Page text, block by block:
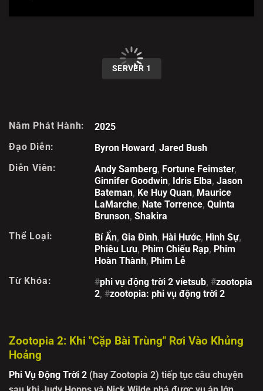
SERVER 1
Năm Phát Hành:
2025
Đạo Diễn:
Byron Howard, Jared Bush
Diễn Viên:
Andy Samberg, Fortune Feimster,
Ginnifer Goodwin, Idris Elba, Jason
Bateman, Ke Huy Quan, Maurice
LaMarche, Nate Torrence, Quinta
Brunson, Shakira
Thể Loại:
Bí Ẩn, Gia Đình, Hài Hước, Hình Sự,
Phiêu Lưu, Phim Chiếu Rạp, Phim
Hoàn Thành, Phim Lẻ
Từ Khóa:
#phi vụ động trời 2 vietsub, #zootopia
2, #zootopia: phi vụ động trời 2
Zootopia 2: Khi "Cặp Bài Trùng" Rơi Vào Khủng
Hoảng
Phi Vụ Động Trời 2 (hay Zootopia 2) tiếp tục câu chuyện